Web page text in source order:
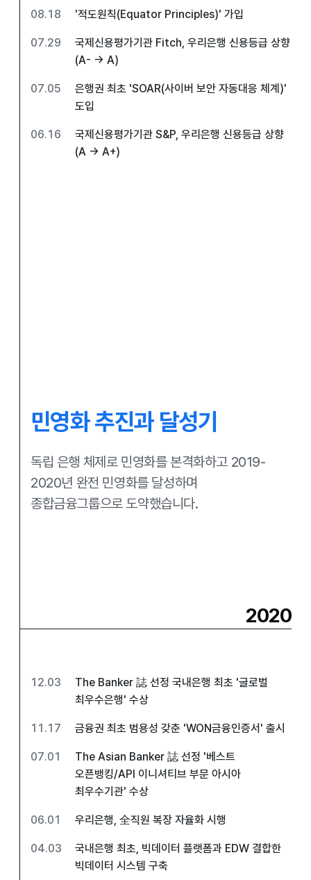
08.18 '적도원칙(Equator Principles)' 가입
07.29
국제신용평가기관 Fitch, 우리은행 신용등급 상향
(A- → A)
07.05
은행권 최초 'SOAR(사이버 보안 자동대응 체계)'
도입
06.16
국제신용평가기관 S&P, 우리은행 신용등급 상향
(A → A+)
민영화 추진과 달성기
독립 은행 체제로 민영화를 본격화하고 2019-
2020년 완전 민영화를 달성하며
종합금융그룹으로 도약했습니다.
2020
12.03
The Banker 誌 선정 국내은행 최초 '글로벌
최우수은행' 수상
11.17 금융권 최초 범용성 갖춘 'WON금융인증서' 출시
07.01
The Asian Banker 誌 선정 '베스트
오픈뱅킹/API 이니셔티브 부문 아시아
최우수기관' 수상
06.01 우리은행, 全직원 복장 자율화 시행
04.03
국내은행 최초, 빅데이터 플랫폼과 EDW 결합한
빅데이터 시스템 구축